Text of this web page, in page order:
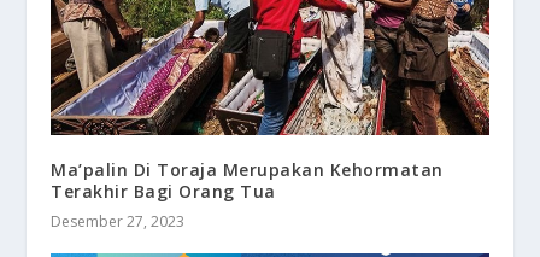
Ma’palin Di Toraja Merupakan Kehormatan
Terakhir Bagi Orang Tua
Desember 27, 2023